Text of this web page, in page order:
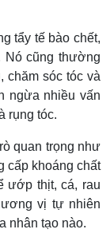
tẩy tế bào chết,
Nó cũng thường
chăm sóc tóc và
ngừa nhiều vấn
rụng tóc.
quan trọng như
cấp khoáng chất
ướp thịt, cá, rau
vị tự nhiên
nhân tạo nào.